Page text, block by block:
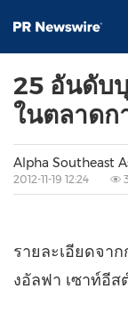
25 อันดับ
ในตลาดก
Alpha Southeast
2012-11-19 12:24
รายละเอียดจา
งอัลฟา เซาท์อีส